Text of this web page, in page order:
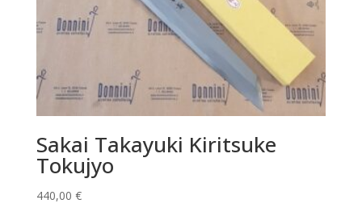
Sakai Takayuki Kiritsuke
Tokujyo
440,00 €